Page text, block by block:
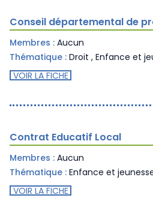
Conseil départemental de
Membres : Aucun
Thématique : Droit , Enfance et
VOIR LA FICHE
Contrat Educatif Local
Membres : Aucun
Thématique : Enfance et
VOIR LA FICHE